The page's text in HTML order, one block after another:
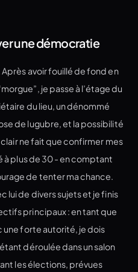
une démocratie
avoir fouillé de fond en
je passe à l’étage du
du lieu, un dénommé
de lugubre, et la possibilité
ne fait que confirmer mes
à plus de 30 - en comptant
de tenter ma chance.
lui de divers sujets et je finis
principaux : en tant que
une forte autorité, je dois
déroulée dans un salon
les élections, prévues